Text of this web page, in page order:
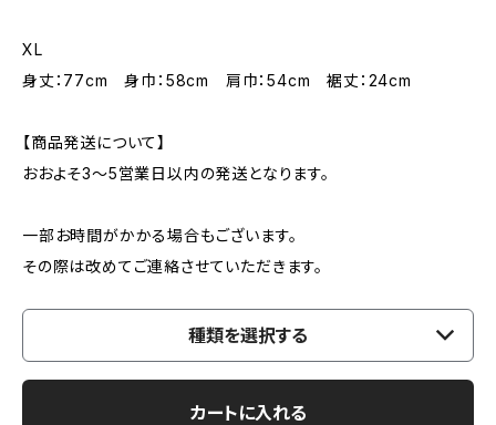
XL
身丈：77cm 身巾：58cm 肩巾：54cm 裾丈：24cm
【商品発送について】
おおよそ3〜5営業日以内の発送となります。
一部お時間がかかる場合もございます。
その際は改めてご連絡させていただきます。
種類を選択する
カートに入れる